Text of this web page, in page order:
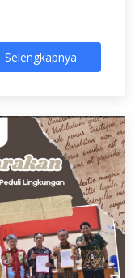
Selengkapnya